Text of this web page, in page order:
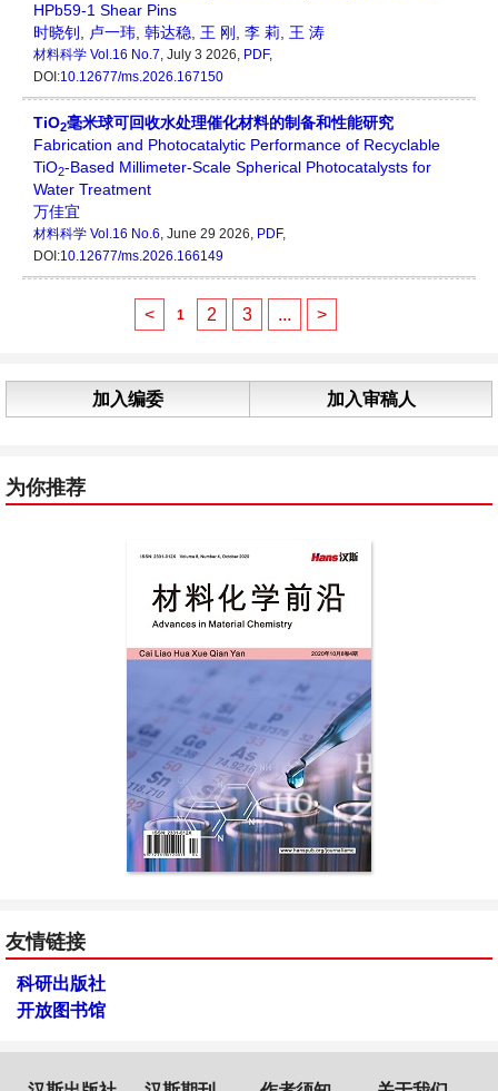
HPb59-1 Shear Pins
时晓钊
卢一玮 韩达稳 王 刚 李 莉 王 涛
材料科学 Vol.16 No.7, July 3 2026, PDF,
DOI:10.12677/ms.2026.167150
TiO2毫米球可回收水处理催化材料的制备和性能研究
Fabrication and Photocatalytic Performance of Recyclable
TiO2-Based Millimeter-Scale Spherical Photocatalysts for
Water Treatment
万佳宜
材料科学 Vol.16 No.6, June 29 2026, PDF,
DOI:10.12677/ms.2026.166149
< 1 2 3 ... >
加入编委 加入审稿人
为你推荐
友情链接
科研出版社
开放图书馆